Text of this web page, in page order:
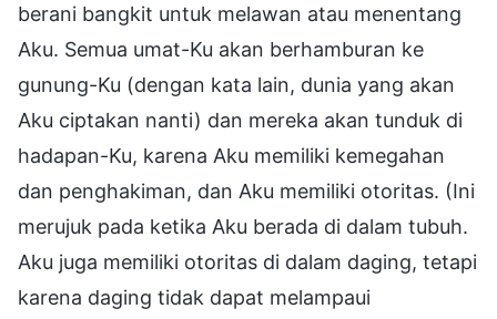
berani bangkit untuk melawan atau menentang
Aku. Semua umat-Ku akan berhamburan ke
gunung-Ku (dengan kata lain, dunia yang akan
Aku ciptakan nanti) dan mereka akan tunduk di
hadapan-Ku, karena Aku memiliki kemegahan
dan penghakiman, dan Aku memiliki otoritas. (Ini
merujuk pada ketika Aku berada di dalam tubuh.
Aku juga memiliki otoritas di dalam daging, tetapi
karena daging tidak dapat melampaui